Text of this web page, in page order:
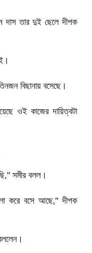
দাস তার দুই ছেলে দীপক
বিছানায় বসেছে।
ওই কাজের দায়িত্বটা
সমীর বলল।
করে বসে আছে," দীপক